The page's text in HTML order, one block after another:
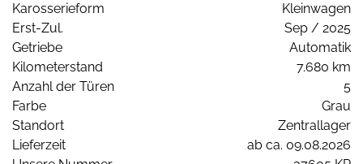
Karosserieform
Kleinwagen
Erst-Zul.
Sep / 2025
Getriebe
Automatik
Kilometerstand
7.680 km
Anzahl der Türen
5
Farbe
Grau
Standort
Zentrallager
Lieferzeit
ab ca. 09.08.2026